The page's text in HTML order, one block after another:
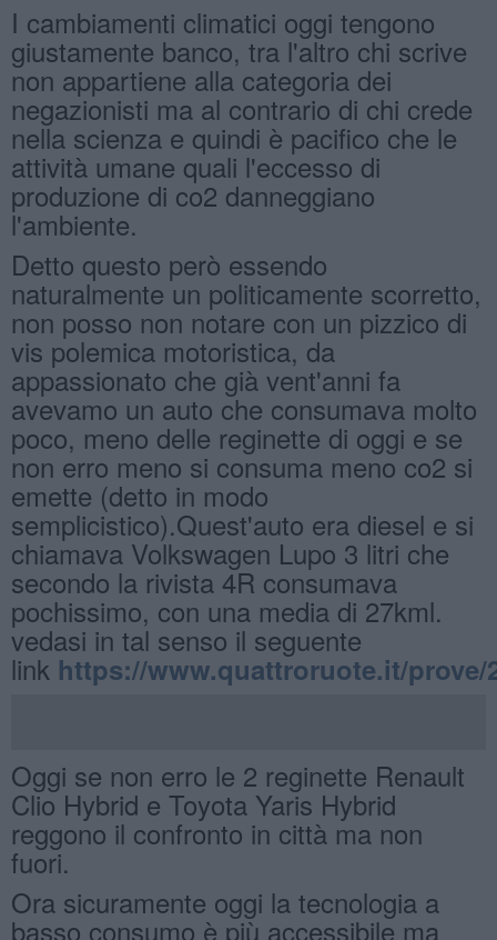
I cambiamenti climatici oggi tengono
giustamente banco, tra l'altro chi scrive
non appartiene alla categoria dei
negazionisti ma al contrario di chi crede
nella scienza e quindi è pacifico che le
attività umane quali l'eccesso di
produzione di co2 danneggiano
l'ambiente.
Detto questo però essendo
naturalmente un politicamente scorretto,
non posso non notare con un pizzico di
vis polemica motoristica, da
appassionato che già vent'anni fa
avevamo un auto che consumava molto
poco, meno delle reginette di oggi e se
non erro meno si consuma meno co2 si
emette (detto in modo
semplicistico).Quest'auto era diesel e si
chiamava Volkswagen Lupo 3 litri che
secondo la rivista 4R consumava
pochissimo, con una media di 27kml.
vedasi in tal senso il seguente
link https://www.quattroruote.it/
Oggi se non erro le 2 reginette Renault
Clio Hybrid e Toyota Yaris Hybrid
reggono il confronto in città ma non
fuori.
Ora sicuramente oggi la tecnologia a
basso consumo è più accessibile ma